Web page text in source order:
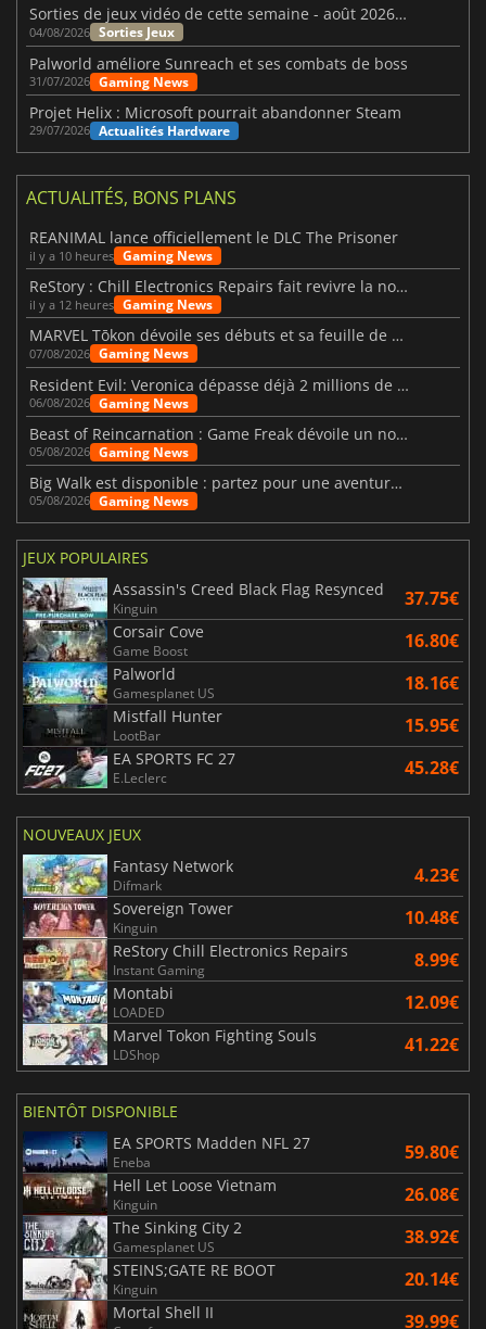
Sorties de jeux vidéo de cette semaine - août 2026 (semaine 32)
04/08/2026 Sorties Jeux
Palworld améliore Sunreach et ses combats de boss
31/07/2026 Gaming News
Projet Helix : Microsoft pourrait abandonner Steam
29/07/2026 Actualités Hardware
ACTUALITÉS, BONS PLANS
REANIMAL lance officiellement le DLC The Prisoner
il y a 10 heures Gaming News
ReStory : Chill Electronics Repairs fait revivre la nostalgie des années 2000
il y a 12 heures Gaming News
MARVEL Tōkon dévoile ses débuts et sa feuille de route
07/08/2026 Gaming News
Resident Evil: Veronica dépasse déjà 2 millions de wishlists
06/08/2026 Gaming News
Beast of Reincarnation : Game Freak dévoile un nouveau pari
05/08/2026 Gaming News
Big Walk est disponible : partez pour une aventure entre amis
05/08/2026 Gaming News
JEUX POPULAIRES
Assassin's Creed Black Flag Resynced
Kinguin 37.75€
Corsair Cove
Game Boost 16.80€
Palworld
Gamesplanet US 18.16€
Mistfall Hunter
LootBar 15.95€
EA SPORTS FC 27
E.Leclerc 45.28€
NOUVEAUX JEUX
Fantasy Network
Difmark 4.23€
Sovereign Tower
Kinguin 10.48€
ReStory Chill Electronics Repairs
Instant Gaming 8.99€
Montabi
LOADED 12.09€
Marvel Tokon Fighting Souls
LDShop 41.22€
BIENTÔT DISPONIBLE
EA SPORTS Madden NFL 27
Eneba 59.80€
Hell Let Loose Vietnam
Kinguin 26.08€
The Sinking City 2
Gamesplanet US 38.92€
STEINS;GATE RE BOOT
Kinguin 20.14€
Mortal Shell II 39.99€